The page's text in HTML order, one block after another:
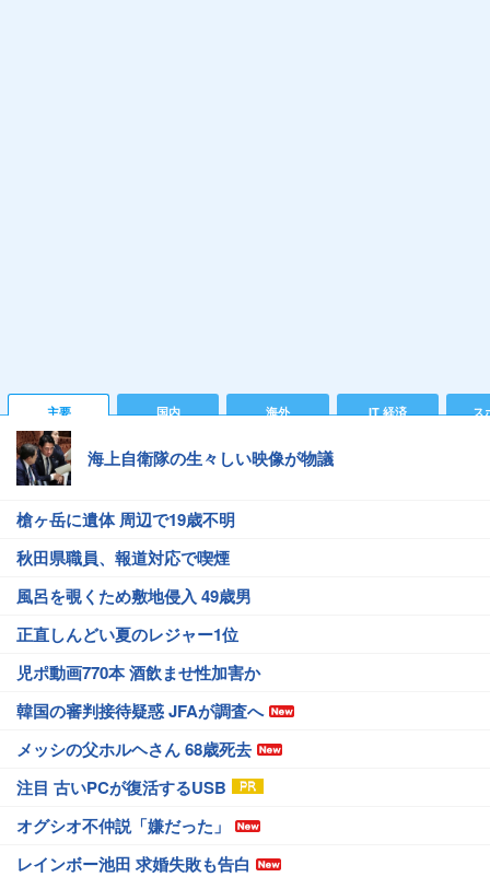
主要 国内 海外 IT 経済 ス
海上自衛隊の生々しい映像が物議
槍ヶ岳に遺体 周辺で19歳不明
秋田県職員、報道対応で喫煙
風呂を覗くため敷地侵入 49歳男
正直しんどい夏のレジャー1位
児ポ動画770本 酒飲ませ性加害か
韓国の審判接待疑惑 JFAが調査へ
メッシの父ホルヘさん 68歳死去
注目 古いPCが復活するUSB
オグシオ不仲説「嫌だった」
レインボー池田 求婚失敗も告白